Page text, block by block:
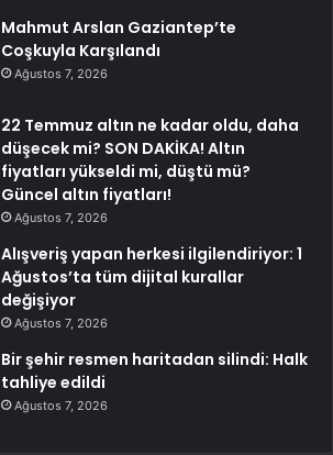
Mahmut Arslan Gaziantep’te
Coşkuyla Karşılandı
Ağustos 7, 2026
22 Temmuz altın ne kadar oldu, daha
düşecek mi? SON DAKİKA! Altın
fiyatları yükseldi mi, düştü mü?
Güncel altın fiyatları!
Ağustos 7, 2026
Alışveriş yapan herkesi ilgilendiriyor: 1
Ağustos’ta tüm dijital kurallar
değişiyor
Ağustos 7, 2026
Bir şehir resmen haritadan silindi: Halk
tahliye edildi
Ağustos 7, 2026